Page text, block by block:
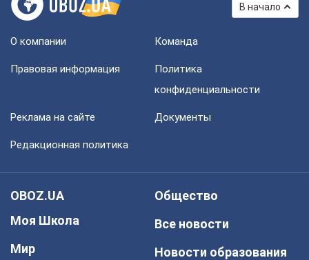
В начало
О компании Команда
Правовая информация
Политика
конфиденциальности
Реклама на сайте Документы
Редакционная политика
OBOZ.UA
Моя Школа
Мир
Общество
Все новости
Новости образования